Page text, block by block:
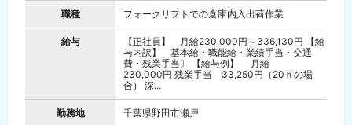
職種 フォークリフトでの倉庫内入出荷作業
給与
【正社員】 月給230,000円～336,130円 【給
与内訳】 基本給・職能給・業績手当・交通
費・残業手当〕 【給与例】 月給
230,000円 残業手当 33,250円（20ｈの場
合） 深...
勤務地 千葉県野田市瀬戸